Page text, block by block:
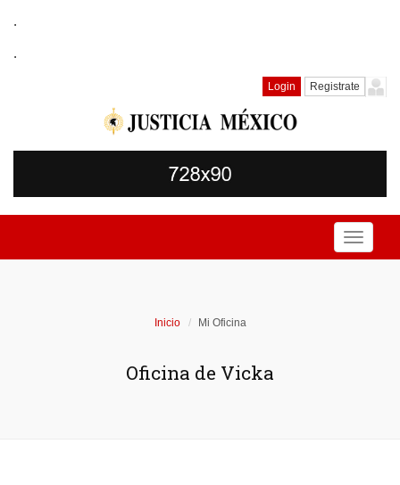
.
.
Login Registrate
Toggle
Inicio Mi Oficina
Oficina de Vicka